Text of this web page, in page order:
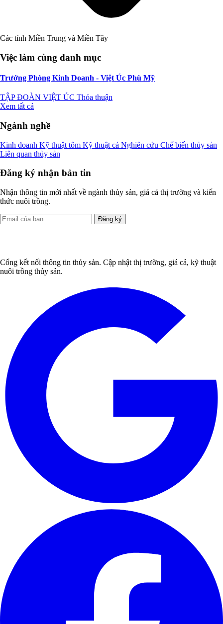
Các tỉnh Miền Trung và Miền Tây
Việc làm cùng danh mục
Trưởng Phòng Kinh Doanh - Việt Úc Phù Mỹ
TẬP ĐOÀN VIỆT ÚC Thỏa thuận
Xem tất cả
Ngành nghề
Kinh doanh Kỹ thuật tôm Kỹ thuật cá Nghiên cứu Chế biến thủy sản
Liên quan thủy sản
Đăng ký nhận bản tin
Nhận thông tin mới nhất về ngành thủy sản, giá cả thị trường và kiến
thức nuôi trồng.
Đăng ký
Cổng kết nối thông tin thủy sản. Cập nhật thị trường, giá cả, kỹ thuật
nuôi trồng thủy sản.